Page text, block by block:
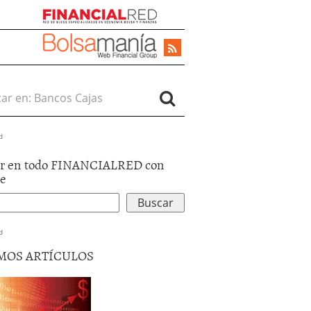
en:
en todo FINANCIALRED con
ARTÍCULOS